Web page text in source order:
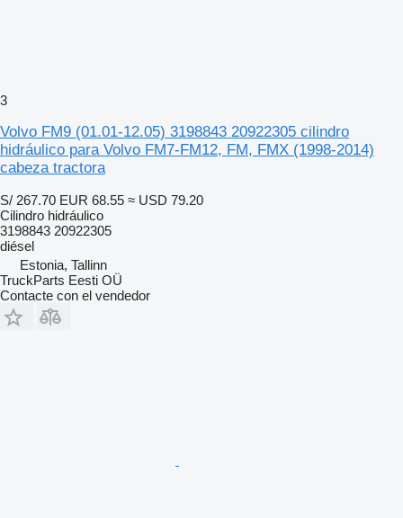
3
Volvo FM9 (01.01-12.05) 3198843 20922305 cilindro
hidráulico para Volvo FM7-FM12, FM, FMX (1998-2014)
cabeza tractora
S/ 267.70 EUR 68.55 ≈ USD 79.20
Cilindro hidráulico
3198843 20922305
diésel
Estonia, Tallinn
TruckParts Eesti OÜ
Contacte con el vendedor